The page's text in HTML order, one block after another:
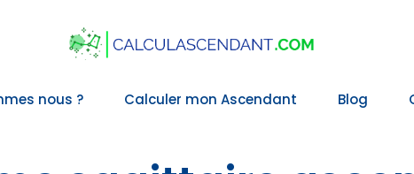
nous ? Calculer mon Ascendant Blog